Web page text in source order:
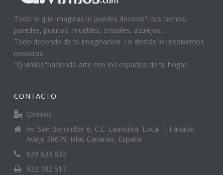
Todo lo que imaginas lo puedes decorar", tus techos,
paredes, puertas, muebles, cristales, azulejos...
Todo depende de tu imaginación. Lo demás lo resolvemos
nosotros.
"Q vinilos"haciendo arte con los espacios de tu hogar.
CONTACTO
Qvinilos
Av. San Borondón 6, C.C. Laurisilva, Local 1. Fañabe,
Adeje 38679. Islas Canarias, España
639 633 832
922 782 517